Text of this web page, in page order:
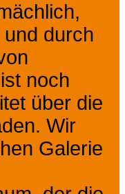
durch
noch
über die
Wir
Galerie